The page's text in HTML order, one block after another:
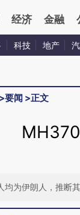
经济 金融
科技 地产
>要闻 >正文
均为伊朗人，推断